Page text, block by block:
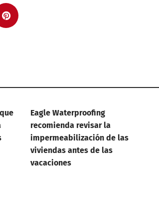
Eagle Waterproofing
recomienda revisar la
impermeabilización de las
viviendas antes de las
vacaciones